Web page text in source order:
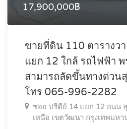
17,900,000฿
ขายที่ดิน 110 ตารางว
แยก 12 ใกล้ รถไฟฟ้า
สามารถลัดขึ้นทางด่วน
โทร 065-996-2282
ซอย ปรีดีย์ 14 แยก 12 ถนน
เหนือ เขตวัฒนา กรุงเทพมหา